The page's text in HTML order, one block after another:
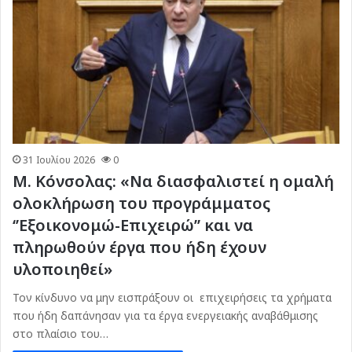
31 Ιουλίου 2026 0
Μ. Κόνσολας: «Να διασφαλιστεί η ομαλή
ολοκλήρωση του προγράμματος
‘’Εξοικονομώ-Επιχειρώ’’ και να
πληρωθούν έργα που ήδη έχουν
υλοποιηθεί»
Τον κίνδυνο να μην εισπράξουν οι επιχειρήσεις τα χρήματα
που ήδη δαπάνησαν για τα έργα ενεργειακής αναβάθμισης
στο πλαίσιο του…